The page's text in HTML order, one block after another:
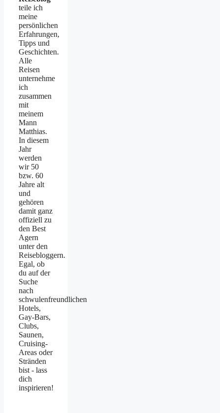
teile ich
meine
persönlichen
Erfahrungen,
Tipps und
Geschichten.
Alle
Reisen
unternehme
ich
zusammen
mit
meinem
Mann
Matthias.
In diesem
Jahr
werden
wir 50
bzw. 60
Jahre alt
und
gehören
damit ganz
offiziell zu
den Best
Agern
unter den
Reisebloggern.
Egal, ob
du auf der
Suche
nach
schwulenfreundlichen
Hotels,
Gay-Bars,
Clubs,
Saunen,
Cruising-
Areas oder
Stränden
bist - lass
dich
inspirieren!